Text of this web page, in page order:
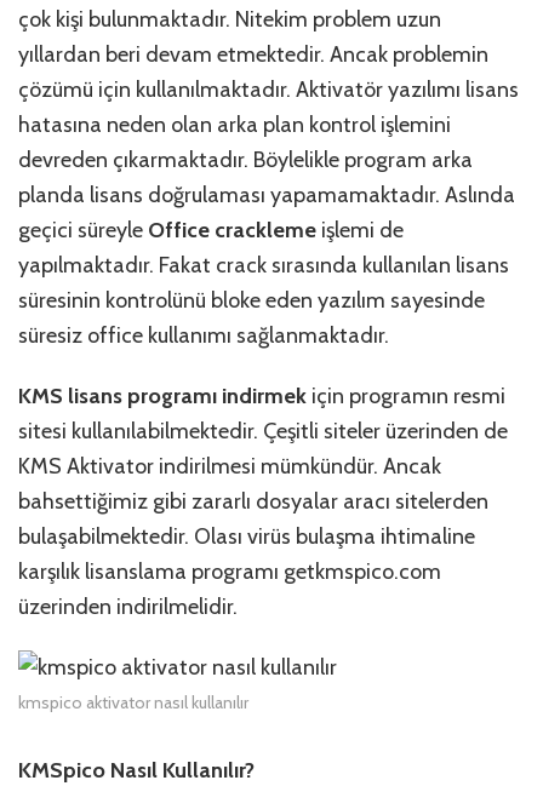
çok kişi bulunmaktadır. Nitekim problem uzun
yıllardan beri devam etmektedir. Ancak problemin
çözümü için kullanılmaktadır. Aktivatör yazılımı lisans
hatasına neden olan arka plan kontrol işlemini
devreden çıkarmaktadır. Böylelikle program arka
planda lisans doğrulaması yapamamaktadır. Aslında
geçici süreyle Office crackleme işlemi de
yapılmaktadır. Fakat crack sırasında kullanılan lisans
süresinin kontrolünü bloke eden yazılım sayesinde
süresiz office kullanımı sağlanmaktadır.
KMS lisans programı indirmek için programın resmi
sitesi kullanılabilmektedir. Çeşitli siteler üzerinden de
KMS Aktivator indirilmesi mümkündür. Ancak
bahsettiğimiz gibi zararlı dosyalar aracı sitelerden
bulaşabilmektedir. Olası virüs bulaşma ihtimaline
karşılık lisanslama programı getkmspico.com
üzerinden indirilmelidir.
kmspico aktivator nasıl kullanılır
KMSpico Nasıl Kullanılır?